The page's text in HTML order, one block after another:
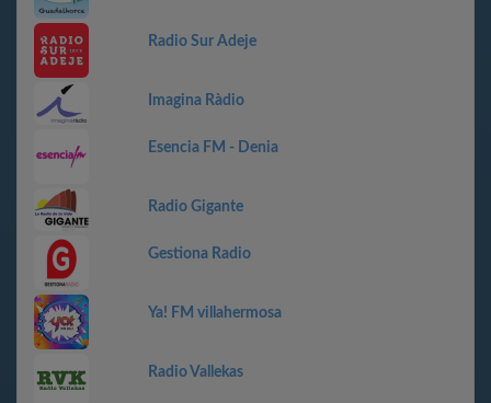
Radio Sur Adeje
Imagina Ràdio
Esencia FM - Denia
Radio Gigante
Gestiona Radio
Ya! FM villahermosa
Radio Vallekas